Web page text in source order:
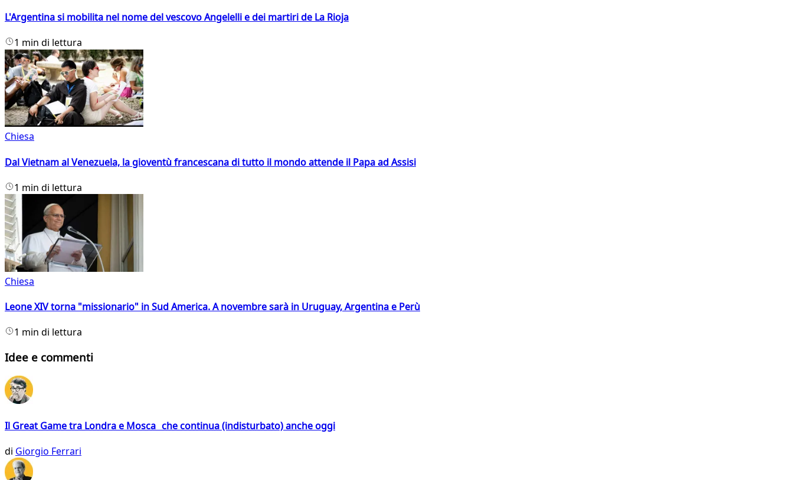
L'Argentina si mobilita nel nome del vescovo Angelelli e dei martiri de La Rioja
1 min di lettura
Chiesa
Dal Vietnam al Venezuela, la gioventù francescana di tutto il mondo attende il Papa ad Assisi
1 min di lettura
Chiesa
Leone XIV torna "missionario" in Sud America. A novembre sarà in Uruguay, Argentina e Perù
1 min di lettura
Idee e commenti
Il Great Game tra Londra e Mosca che continua (indisturbato) anche oggi
di Giorgio Ferrari